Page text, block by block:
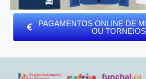
PAGAMENTOS ONLINE DE
OU TORNEIOS